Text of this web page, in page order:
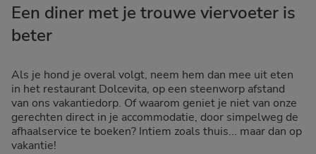
Een diner met je trouwe viervoeter is
beter
Als je hond je overal volgt, neem hem dan mee uit eten
in het restaurant Dolcevita, op een steenworp afstand
van ons vakantiedorp. Of waarom geniet je niet van onze
gerechten direct in je accommodatie, door simpelweg de
afhaalservice te boeken? Intiem zoals thuis... maar dan op
vakantie!